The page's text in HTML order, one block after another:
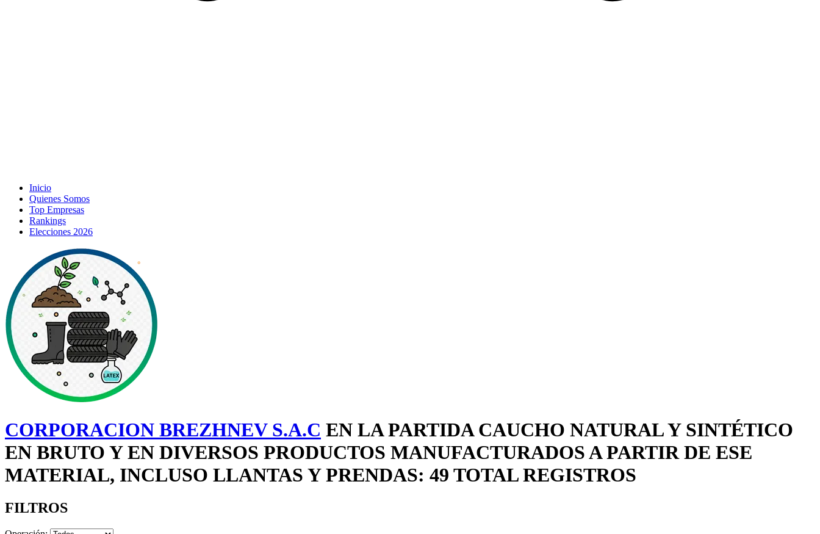
Inicio
Quienes Somos
Top Empresas
Rankings
Elecciones 2026
CORPORACION BREZHNEV S.A.C EN LA PARTIDA CAUCHO NATURAL Y SINTÉTICO
EN BRUTO Y EN DIVERSOS PRODUCTOS MANUFACTURADOS A PARTIR DE ESE
MATERIAL, INCLUSO LLANTAS Y PRENDAS: 49 TOTAL REGISTROS
FILTROS